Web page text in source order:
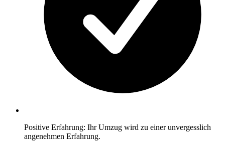
Positive Erfahrung: Ihr Umzug wird zu einer unvergesslich
angenehmen Erfahrung.